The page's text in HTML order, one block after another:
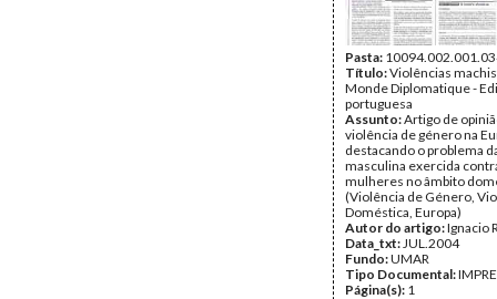
Pasta:
Título:Violências
Monde Diplomatique -
portuguesa
Assunto:Artigo de
violência de género na
destacando o problema
masculina exercida
mulheres no âmbito
(Violência de Género,
Doméstica, Europa)
Autor do artigo:Ignacio
Data_txt:JUL.2004
Fundo:UMAR
Tipo Documental:
Página(s): 1